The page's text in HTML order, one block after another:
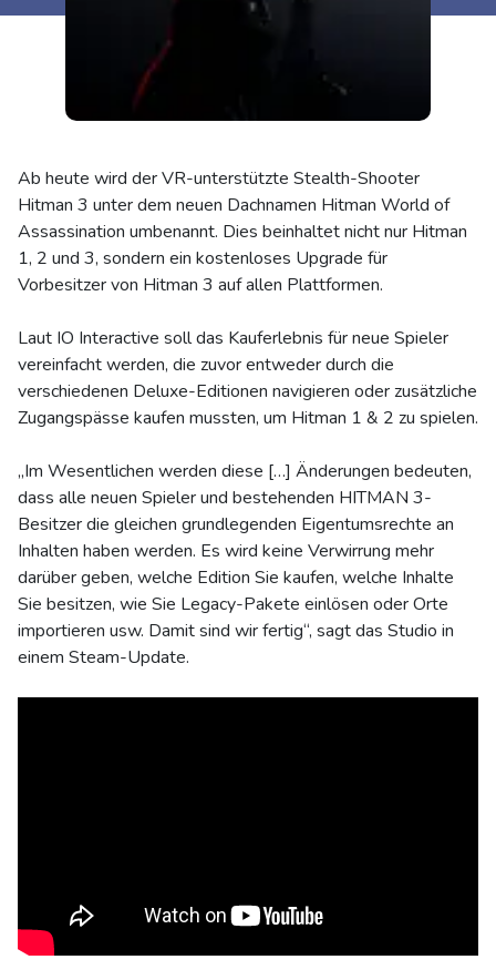
Ab heute wird der VR-unterstützte Stealth-Shooter
Hitman 3 unter dem neuen Dachnamen Hitman World of
Assassination umbenannt. Dies beinhaltet nicht nur Hitman
1, 2 und 3, sondern ein kostenloses Upgrade für
Vorbesitzer von Hitman 3 auf allen Plattformen.
Laut IO Interactive soll das Kauferlebnis für neue Spieler
vereinfacht werden, die zuvor entweder durch die
verschiedenen Deluxe-Editionen navigieren oder zusätzliche
Zugangspässe kaufen mussten, um Hitman 1 & 2 zu spielen.
„Im Wesentlichen werden diese […] Änderungen bedeuten,
dass alle neuen Spieler und bestehenden HITMAN 3-
Besitzer die gleichen grundlegenden Eigentumsrechte an
Inhalten haben werden. Es wird keine Verwirrung mehr
darüber geben, welche Edition Sie kaufen, welche Inhalte
Sie besitzen, wie Sie Legacy-Pakete einlösen oder Orte
importieren usw. Damit sind wir fertig“, sagt das Studio in
einem Steam-Update.